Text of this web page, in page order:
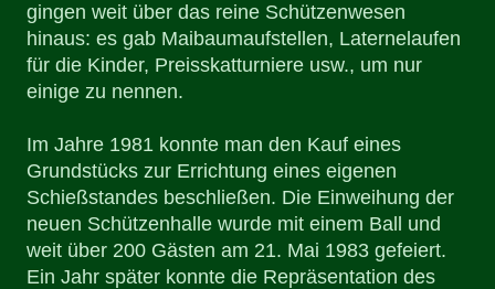
gingen weit über das reine Schützenwesen
hinaus: es gab Maibaumaufstellen, Laternelaufen
für die Kinder, Preisskatturniere usw., um nur
einige zu nennen.
Im Jahre 1981 konnte man den Kauf eines
Grundstücks zur Errichtung eines eigenen
Schießstandes beschließen. Die Einweihung der
neuen Schützenhalle wurde mit einem Ball und
weit über 200 Gästen am 21. Mai 1983 gefeiert.
Ein Jahr später konnte die Repräsentation des